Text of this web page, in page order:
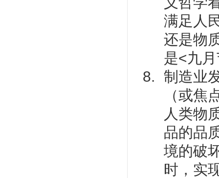
满足人
还是物
是<九
制造业
（或焦
人类物
品的品
境的破
时，实